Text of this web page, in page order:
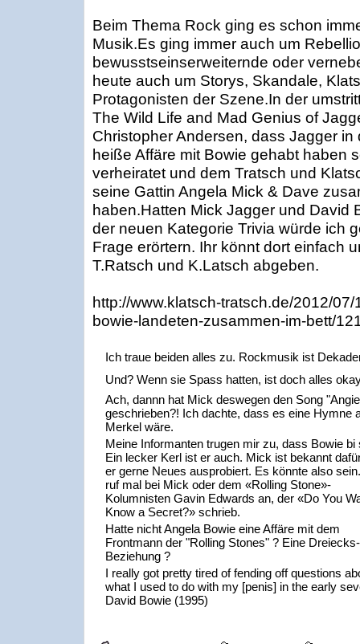
Beim Thema Rock ging es schon
Musik.Es ging immer auch um
bewusstseinserweiternde oder
heute auch um Storys, Skandale,
Protagonisten der Szene.In der
The Wild Life and Mad Genius of
Christopher Andersen, dass Jagger
heiße Affäre mit Bowie gehabt haben
verheiratet und dem Tratsch und
seine Gattin Angela Mick & Dave
haben.Hatten Mick Jagger und David
der neuen Kategorie Trivia würde ich
Frage erörtern. Ihr könnt dort einfach
T.Ratsch und K.Latsch abgeben.
http://www.klatsch-tratsch.de/2012/
bowie-landeten-zusammen-im-bett/
Ich traue beiden alles zu. Rockmusik ist
Und? Wenn sie Spass hatten, ist doch alles
Ach, dannn hat Mick deswegen den Song
geschrieben?! Ich dachte, dass es eine Hymne
Merkel wäre.
Meine Informanten trugen mir zu, dass Bowie bi
Ein lecker Kerl ist er auch. Mick ist bekannt
er gerne Neues ausprobiert. Es könnte also
ruf mal bei Mick oder dem «Rolling Stone»-
Kolumnisten Gavin Edwards an, der «Do You
Know a Secret?» schrieb.
Hatte nicht Angela Bowie eine Affäre mit dem
Frontmann der "Rolling Stones" ? Eine Dreiecks-
Beziehung ?
I really got pretty tired of fending off questions
what I used to do with my [penis] in the early
David Bowie (1995)